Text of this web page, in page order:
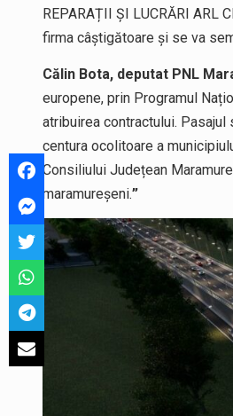
REPARAȚII ȘI LUCRĂRI
firma câștigătoare și se va
Călin Bota, deputat PNL
europene, prin Programul
atribuirea contractului.
centura ocolitoare a
Consiliului Județean
maramureșeni.”